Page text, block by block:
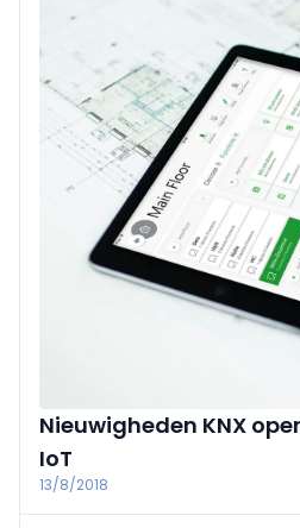
Nieuwigheden KNX
IoT
13/8/2018